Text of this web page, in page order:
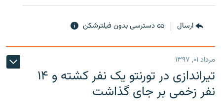
ارسال دسترسی بدون فیلترشکن
مرداد ۰۱, ۱۳۹۷
تیراندازی در تورنتو یک نفر کشته و ۱۴
نفر زخمی بر جای گذاشت